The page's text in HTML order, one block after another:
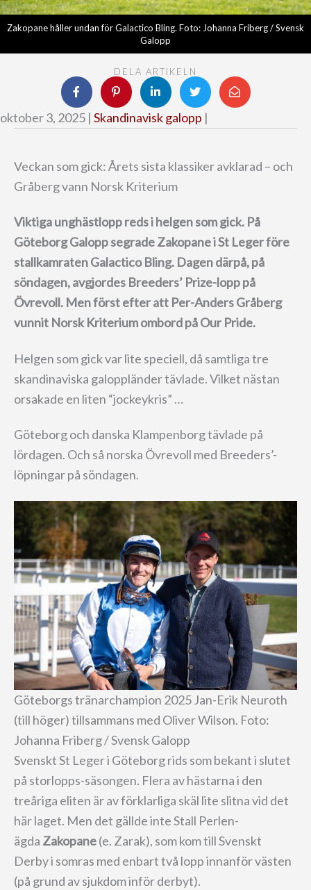
Zakopane håller undan för Galactico Bling. Foto: Johanna Friberg / Svensk
Galopp
DELA ARTIKELN
oktober 3, 2025 | Skandinavisk galopp |
Veckan som gick: Årets sista klassiker avklarad – och
Gråberg vann Norsk Kriterium
Viktiga unghästlopp reds i helgen som gick. På
Göteborg Galopp segrade Zakopane i St Leger före
stallkamraten Galactico Bling. Dagen därpå, på
söndagen, avgjordes Breeders’ Prize-lopp på
Övrevoll. Men först efter att Per-Anders Gråberg
vunnit Norsk Kriterium ombord på Our Pride.
Helgen som gick var lite speciell, då samtliga tre
skandinaviska galoppländer tävlade. Vilket nästan
orsakade en liten “jockeykris” …
Göteborg och danska Klampenborg tävlade på
lördagen. Och så norska Övrevoll med Breeders’-
löpningar på söndagen.
Göteborgs tränarchampion 2025 Jan-Erik Neuroth
(till höger) tillsammans med Oliver Wilson. Foto:
Johanna Friberg / Svensk Galopp
Svenskt St Leger i Göteborg rids som bekant i slutet
på storlopps-säsongen. Flera av hästarna i den
treåriga eliten är av förklarliga skäl lite slitna vid det
här laget. Men det gällde inte Stall Perlen-
ägda Zakopane(e. Zarak), som kom till Svenskt
Derby i somras med enbart två lopp innanför västen
(på grund av sjukdom inför derbyt).